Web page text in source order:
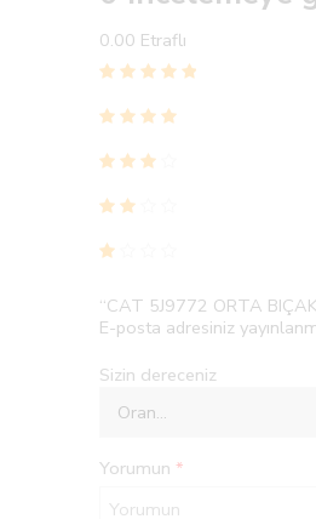
0.00 Etraflı
“CAT 5J9772 ORTA
E-posta adresiniz
Sizin dereceniz
Yorumun *